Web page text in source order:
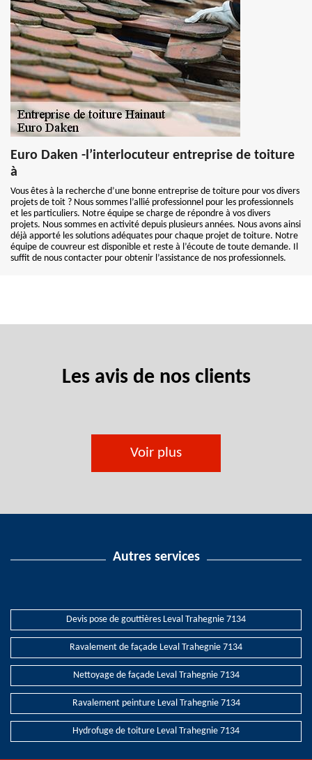
Euro Daken -l’interlocuteur entreprise de toiture
à
Vous êtes à la recherche d’une bonne entreprise de toiture pour vos divers
projets de toit ? Nous sommes l’allié professionnel pour les professionnels
et les particuliers. Notre équipe se charge de répondre à vos divers
projets. Nous sommes en activité depuis plusieurs années. Nous avons ainsi
déjà apporté les solutions adéquates pour chaque projet de toiture. Notre
équipe de couvreur est disponible et reste à l’écoute de toute demande. Il
suffit de nous contacter pour obtenir l’assistance de nos professionnels.
Les avis de nos clients
Voir plus
Autres services
Devis pose de gouttières Leval Trahegnie 7134
Ravalement de façade Leval Trahegnie 7134
Nettoyage de façade Leval Trahegnie 7134
Ravalement peinture Leval Trahegnie 7134
Hydrofuge de toiture Leval Trahegnie 7134